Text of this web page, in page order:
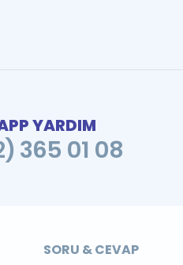
YARDIM
365 01 08
SORU & CEVAP